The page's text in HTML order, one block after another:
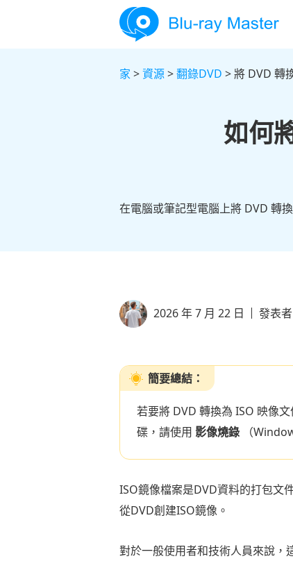
家 >資源>翻錄DVD > 將 DVD 轉
如何
在電腦或筆記型電腦上將 DVD 轉
2026 年 7 月 22 日 發表者
簡要總結：
若要將 DVD 轉換為 ISO 映像
碟，請使用 影像燒錄 （
ISO鏡像檔案是DVD資料的打包文
從DVD創建ISO鏡像。
對於一般使用者和技術人員來說，